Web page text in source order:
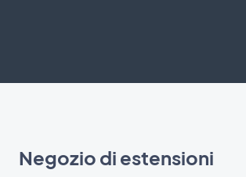
Negozio di estensioni